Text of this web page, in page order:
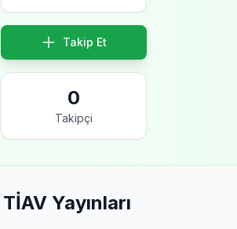
Takip Et
0
Takipçi
TİAV Yayınları